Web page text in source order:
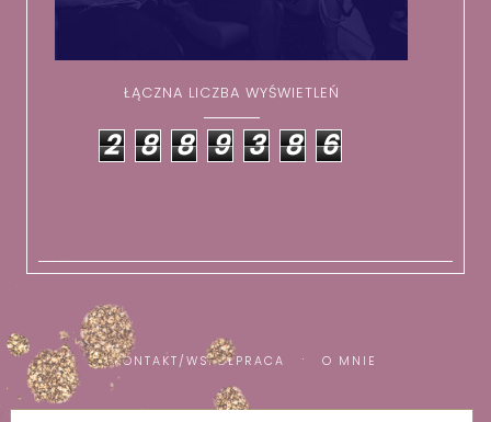
ŁĄCZNA LICZBA WYŚWIETLEŃ
2 8 8 9 3 8 6
KONTAKT/WSPÓŁPRACA O MNIE